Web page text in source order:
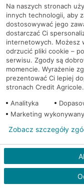
Warszawa,
148
Warszawa, al.
179
Warszawa, al.
179
Warszawa, al.
179
179
Warszawa, al.
179
Na naszych stronach
innych technologii, aby
dostosowywać jego
dostarczać Ci
internetowych. Możesz
odrzucić pliki cookie –
serwisu. Zgody są
momencie. Wyrażenie
prezentować Ci lepiej
stronach Credit Agricole.
Analityka
Marketing
Zobacz szczegóły